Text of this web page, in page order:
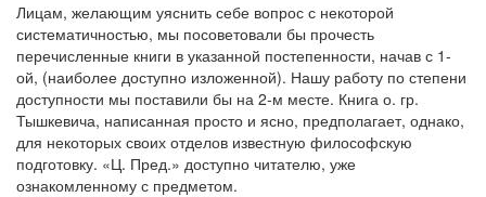
Лицам, желающим уяснить себе вопрос с некоторой
систематичностью, мы посоветовали бы прочесть
перечисленные книги в указанной постепенности, начав с 1-
ой, (наиболее доступно изложенной). Нашу работу по степени
доступности мы поставили бы на 2-м месте. Книга о. гр.
Тышкевича, написанная просто и ясно, предполагает, однако,
для некоторых своих отделов известную философскую
подготовку. «Ц. Пред.» доступно читателю, уже
ознакомленному с предметом.